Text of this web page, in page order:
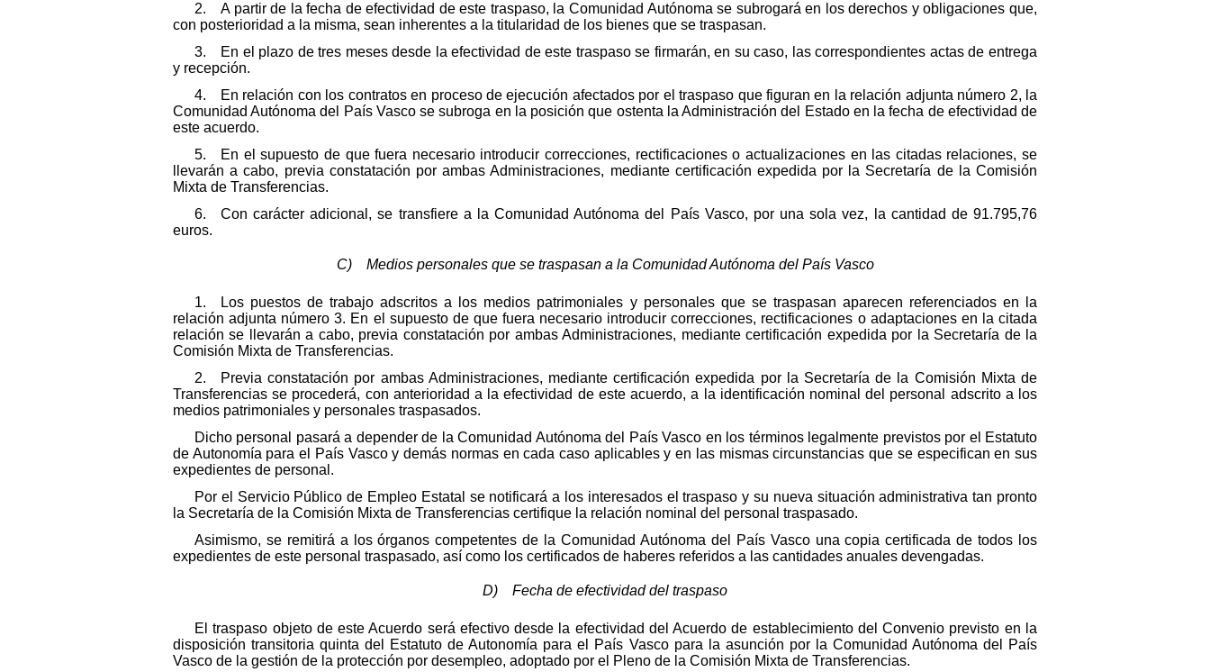
2. A partir de la fecha de efectividad de este traspaso, la Comunidad Autónoma se subrogará en los derechos y obligaciones que,
con posterioridad a la misma, sean inherentes a la titularidad de los bienes que se traspasan.
3. En el plazo de tres meses desde la efectividad de este traspaso se firmarán, en su caso, las correspondientes actas de entrega
y recepción.
4. En relación con los contratos en proceso de ejecución afectados por el traspaso que figuran en la relación adjunta número 2, la
Comunidad Autónoma del País Vasco se subroga en la posición que ostenta la Administración del Estado en la fecha de efectividad de
este acuerdo.
5. En el supuesto de que fuera necesario introducir correcciones, rectificaciones o actualizaciones en las citadas relaciones, se
llevarán a cabo, previa constatación por ambas Administraciones, mediante certificación expedida por la Secretaría de la Comisión
Mixta de Transferencias.
6. Con carácter adicional, se transfiere a la Comunidad Autónoma del País Vasco, por una sola vez, la cantidad de 91.795,76
euros.
C) Medios personales que se traspasan a la Comunidad Autónoma del País Vasco
1. Los puestos de trabajo adscritos a los medios patrimoniales y personales que se traspasan aparecen referenciados en la
relación adjunta número 3. En el supuesto de que fuera necesario introducir correcciones, rectificaciones o adaptaciones en la citada
relación se llevarán a cabo, previa constatación por ambas Administraciones, mediante certificación expedida por la Secretaría de la
Comisión Mixta de Transferencias.
2. Previa constatación por ambas Administraciones, mediante certificación expedida por la Secretaría de la Comisión Mixta de
Transferencias se procederá, con anterioridad a la efectividad de este acuerdo, a la identificación nominal del personal adscrito a los
medios patrimoniales y personales traspasados.
Dicho personal pasará a depender de la Comunidad Autónoma del País Vasco en los términos legalmente previstos por el Estatuto
de Autonomía para el País Vasco y demás normas en cada caso aplicables y en las mismas circunstancias que se especifican en sus
expedientes de personal.
Por el Servicio Público de Empleo Estatal se notificará a los interesados el traspaso y su nueva situación administrativa tan pronto
la Secretaría de la Comisión Mixta de Transferencias certifique la relación nominal del personal traspasado.
Asimismo, se remitirá a los órganos competentes de la Comunidad Autónoma del País Vasco una copia certificada de todos los
expedientes de este personal traspasado, así como los certificados de haberes referidos a las cantidades anuales devengadas.
D) Fecha de efectividad del traspaso
El traspaso objeto de este Acuerdo será efectivo desde la efectividad del Acuerdo de establecimiento del Convenio previsto en la
disposición transitoria quinta del Estatuto de Autonomía para el País Vasco para la asunción por la Comunidad Autónoma del País
Vasco de la gestión de la protección por desempleo, adoptado por el Pleno de la Comisión Mixta de Transferencias.